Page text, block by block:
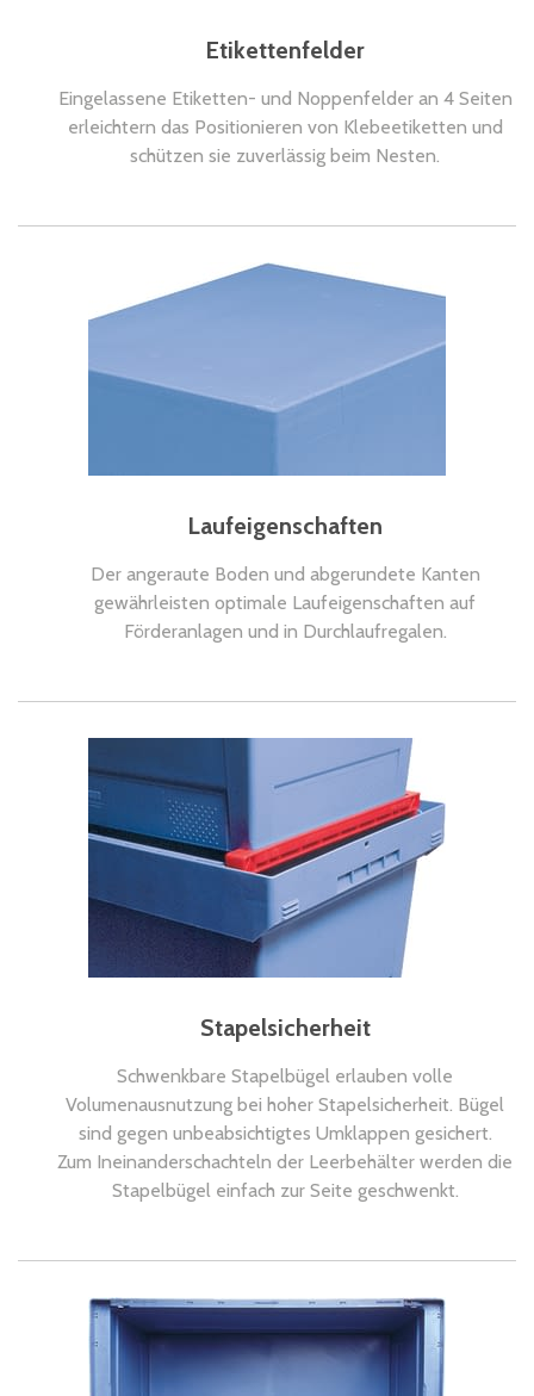
Etikettenfelder
Eingelassene Etiketten- und Noppenfelder an 4 Seiten
erleichtern das Positionieren von Klebeetiketten und
schützen sie zuverlässig beim Nesten.
Laufeigenschaften
Der angeraute Boden und abgerundete Kanten
gewährleisten optimale Laufeigenschaften auf
Förderanlagen und in Durchlaufregalen.
Stapelsicherheit
Schwenkbare Stapelbügel erlauben volle
Volumenausnutzung bei hoher Stapelsicherheit. Bügel
sind gegen unbeabsichtigtes Umklappen gesichert.
Zum Ineinanderschachteln der Leerbehälter werden die
Stapelbügel einfach zur Seite geschwenkt.